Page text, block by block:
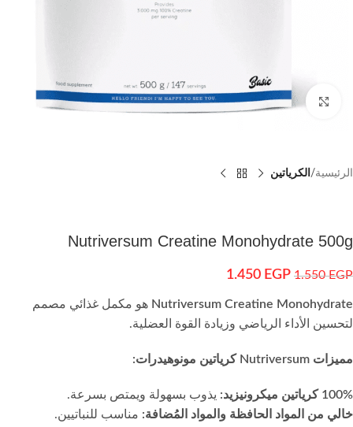
اضغط للتكبير
الرئيسية الكرياتين
Nutriversum Creatine Monohydrate 500g
1.550EGP
1.450 EGP
Nutriversum Creatine Monohydrate هو مكمل غذائي مصمم
لتحسين الأداء الرياضي وزيادة القوة العضلية.
مميزات Nutriversum كرياتين مونوهيدرات:
100% كرياتين ميكرونيزيد:
يذوب بسهولة ويمتص بسرعة.
خالي من المواد الحافظة والمواد المُضافة: مناسب للنباتيين.